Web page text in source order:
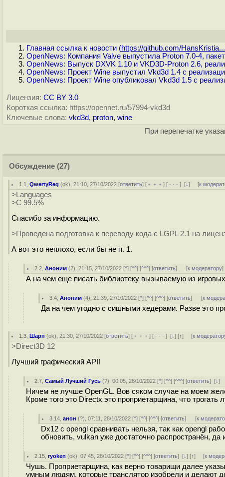
Главная ссылка к новости (https://github.com/HansKristia...
OpenNews: Компания Valve выпустила Proton 7.0-4,
OpenNews: Выпуск DXVK 1.10 и VKD3D-Proton 2.6,
OpenNews: Проект Wine выпустил Vkd3d 1.4 с
OpenNews: Проект Wine опубликовал Vkd3d 1.5 с
Лицензия: CC BY 3.0
Короткая ссылка: https://opennet.ru/57994-vkd3d
Ключевые слова: vkd3d, proton, wine
При перепечатке
Обсуждение (27)
1.1 ,QwertyReg (ok), 21:10, 27/10/2022 [ответить] [ ﹢﹢﹢] [ · · ·][↓] [к
>Languages
>C 99.5%
Спасибо за информацию.
>Проведена подготовка к переводу кода c LGPL 2.1 на
А вот это неплохо, если бы не п. 1.
2.2 ,Аноним (2), 21:15, 27/10/2022 [^] [^^] [^^^] [ответить] [к модератору]
А на чем еще писать библиотеку вызываемую из
3.4 ,Аноним (4), 21:39, 27/10/2022 [^] [^^] [^^^] [ответить] [к
Да на чем угодно с сишными хедерами. Разве это
1.3 ,Шарп (ok), 21:30, 27/10/2022 [ответить] [ ﹢﹢﹢] [ · · ·][↓] [↑] [к
>Direct3D 12
Лучший графический API!
2.7 ,Самый Лучший Гусь (?), 00:05, 28/10/2022 [^] [^^] [^^^] [ответить][↓]
Ничем не лучше OpenGL. Вов сяком случае на моем
Кроме того это Directx это проприетарщина, что
3.14 ,анон (?), 07:11, 28/10/2022 [^] [^^] [^^^] [ответить] [к
Dx12 с opengl сравнивать нельзя, так как opengl
обновить, vulkan уже достаточно распространён,
2.15 ,ryoken (ok), 07:45, 28/10/2022 [^] [^^] [^^^] [ответить][↓] [↑] [к
Чушь. Проприетарщина, как верно товарищи далее
умным людям, которые транслятор изобрели и делают